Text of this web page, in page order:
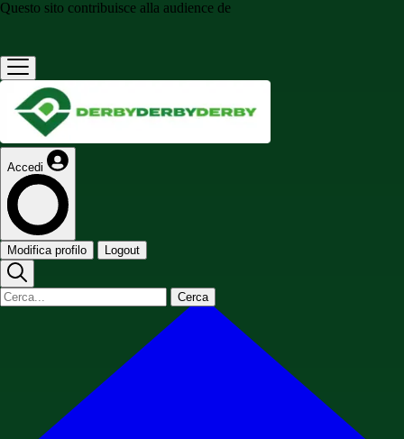
Questo sito contribuisce alla audience de
Accedi
Modifica profilo Logout
Cerca